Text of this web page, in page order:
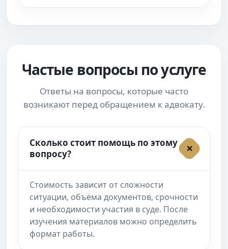
Частые вопросы по услуге
Ответы на вопросы, которые часто
возникают перед обращением к адвокату.
Сколько стоит помощь по этому
вопросу?
Стоимость зависит от сложности
ситуации, объёма документов, срочности
и необходимости участия в суде. После
изучения материалов можно определить
формат работы.